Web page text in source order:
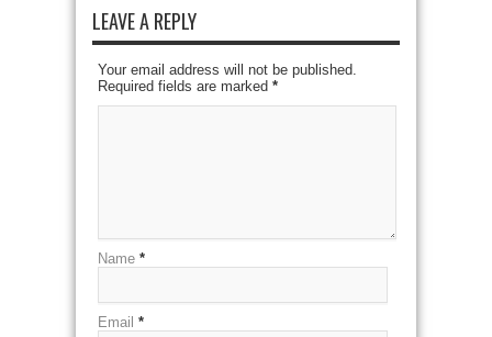
LEAVE A REPLY
Your email address will not be published.
Required fields are marked *
Name *
Email *